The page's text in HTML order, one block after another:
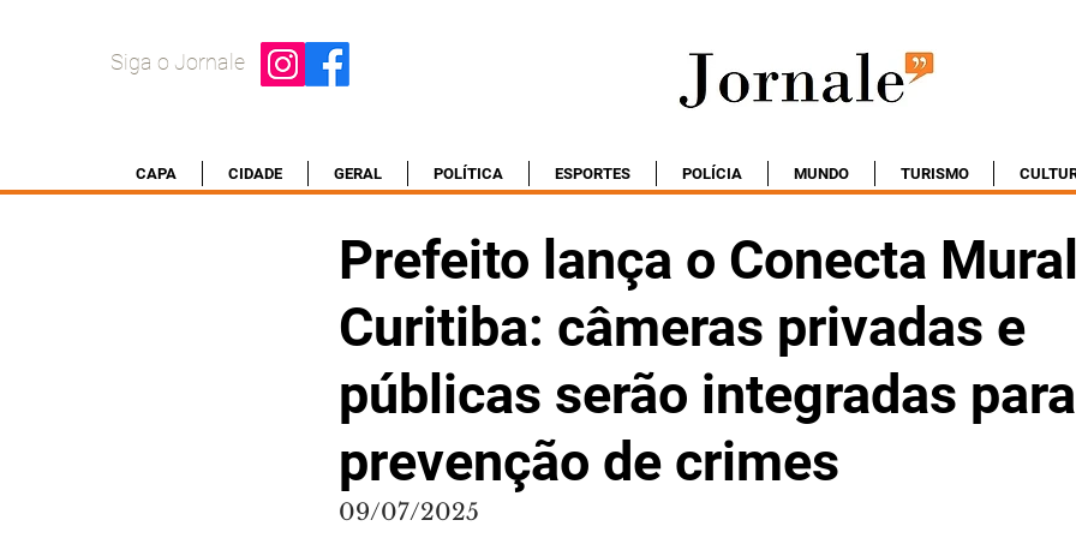
Siga o Jornale
CAPA CIDADE GERAL POLÍTICA ESPORTES POLÍCIA MUNDO TURISMO
Prefeito lança o Conecta
Curitiba: câmeras privadas e
públicas serão integradas para
prevenção de crimes
09/07/2025